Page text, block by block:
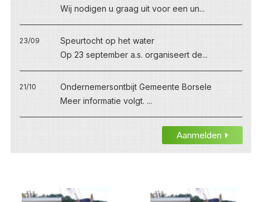
Wij nodigen u graag uit voor een un...
23/09
Speurtocht op het water
Op 23 september a.s. organiseert de...
21/10
Ondernemersontbijt Gemeente Borsele
Meer informatie volgt. ...
Aanmelden